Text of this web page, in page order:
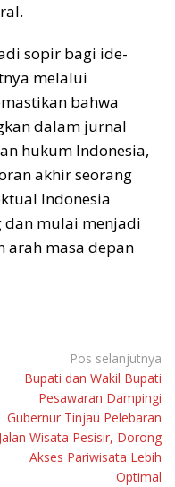
sopir bagi ide-
melalui
bahwa
dalam jurnal
hukum Indonesia,
akhir seorang
Indonesia
dan mulai menjadi
arah masa depan
Pos selanjutnya
Bupati dan Wakil Bupati
Pesawaran Dampingi
Gubernur Tinjau Pelebaran
Jalan Wisata Pesisir, Dorong
Akses Pariwisata Lebih
Optimal